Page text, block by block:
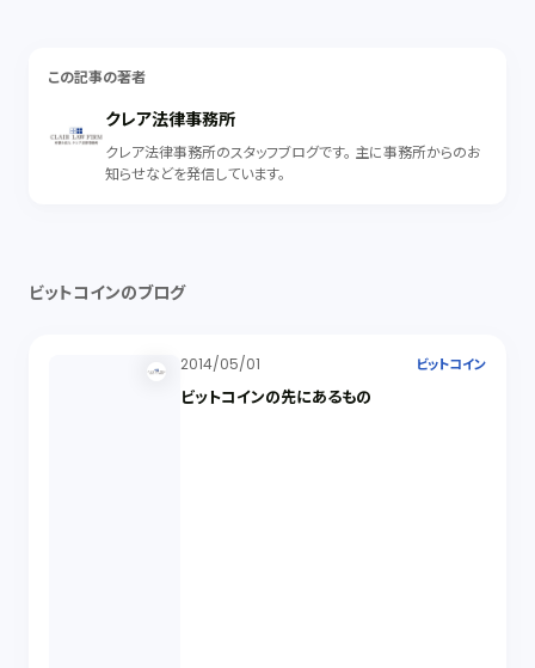
この記事の著者
クレア法律事務所
クレア法律事務所のスタッフブログです。 主に事務所からのお
知らせなどを発信しています。
ビットコインのブログ
2014/05/01 ビットコイン
ビットコインの先にあるもの